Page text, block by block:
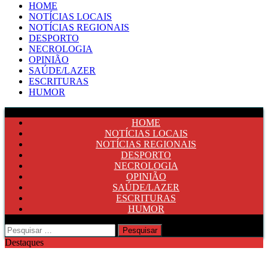
HOME
NOTÍCIAS LOCAIS
NOTÍCIAS REGIONAIS
DESPORTO
NECROLOGIA
OPINIÃO
SAÚDE/LAZER
ESCRITURAS
HUMOR
HOME
NOTÍCIAS LOCAIS
NOTÍCIAS REGIONAIS
DESPORTO
NECROLOGIA
OPINIÃO
SAÚDE/LAZER
ESCRITURAS
HUMOR
Pesquisar
por:
Destaques